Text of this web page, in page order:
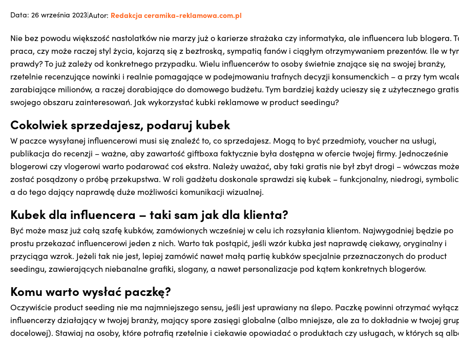
Data: 26 września 2023|Autor: Redakcja ceramika-reklamowa.com.pl
Nie bez powodu większość nastolatków nie marzy już o karierze strażaka czy informatyka, ale influencera lub blogera.
praca, czy może raczej styl życia, kojarzą się z beztroską, sympatią fanów i ciągłym otrzymywaniem prezentów. Ile w
prawdy? To już zależy od konkretnego przypadku. Wielu influencerów to osoby świetnie znające się na swojej branży,
rzetelnie recenzujące nowinki i realnie pomagające w podejmowaniu trafnych decyzji konsumenckich – a przy tym
zarabiające milionów, a raczej dorabiające do domowego budżetu. Tym bardziej każdy ucieszy się z użytecznego
swojego obszaru zainteresowań. Jak wykorzystać kubki reklamowe w product seedingu?
Cokolwiek sprzedajesz, podaruj kubek
W paczce wysyłanej influencerowi musi się znaleźć to, co sprzedajesz. Mogą to być przedmioty, voucher na usługi,
publikacja do recenzji – ważne, aby zawartość giftboxa faktycznie była dostępna w ofercie twojej firmy. Jednocześnie
blogerowi czy vlogerowi warto podarować coś ekstra. Należy uważać, aby taki gratis nie był zbyt drogi – wówczas
zostać posądzony o próbę przekupstwa. W roli gadżetu doskonale sprawdzi się kubek – funkcjonalny, niedrogi,
a do tego dający naprawdę duże możliwości komunikacji wizualnej.
Kubek dla influencera – taki sam jak dla klienta?
Być może masz już całą szafę kubków, zamówionych wcześniej w celu ich rozsyłania klientom. Najwygodniej będzie po
prostu przekazać influencerowi jeden z nich. Warto tak postąpić, jeśli wzór kubka jest naprawdę ciekawy, oryginalny i
przyciąga wzrok. Jeżeli tak nie jest, lepiej zamówić nawet małą partię kubków specjalnie przeznaczonych do product
seedingu, zawierających niebanalne grafiki, slogany, a nawet personalizacje pod kątem konkretnych blogerów.
Komu warto wysłać paczkę?
Oczywiście product seeding nie ma najmniejszego sensu, jeśli jest uprawiany na ślepo. Paczkę powinni otrzymać
influencerzy działający w twojej branży, mający spore zasięgi globalne (albo mniejsze, ale za to dokładnie w twojej
docelowej). Stawiaj na osoby, które potrafią rzetelnie i ciekawie opowiadać o produktach czy usługach, w których są